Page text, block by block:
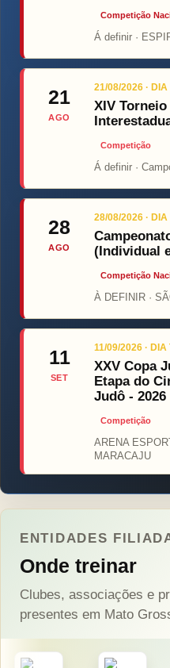
Competição
Á definir ·
21
AGO
21/08/2026 · DIA
XIV
Competição
Á definir ·
28
AGO
28/08/2026 · DIA
(Individual
Competição
À DEFINIR ·
11
SET
11/09/2026 · DIA
XXV Copa
Etapa do
Judô - 2026
Competição
ARENA
MARACAJU
ENTIDADES
Onde treinar
Clubes, associações e
presentes em Mato